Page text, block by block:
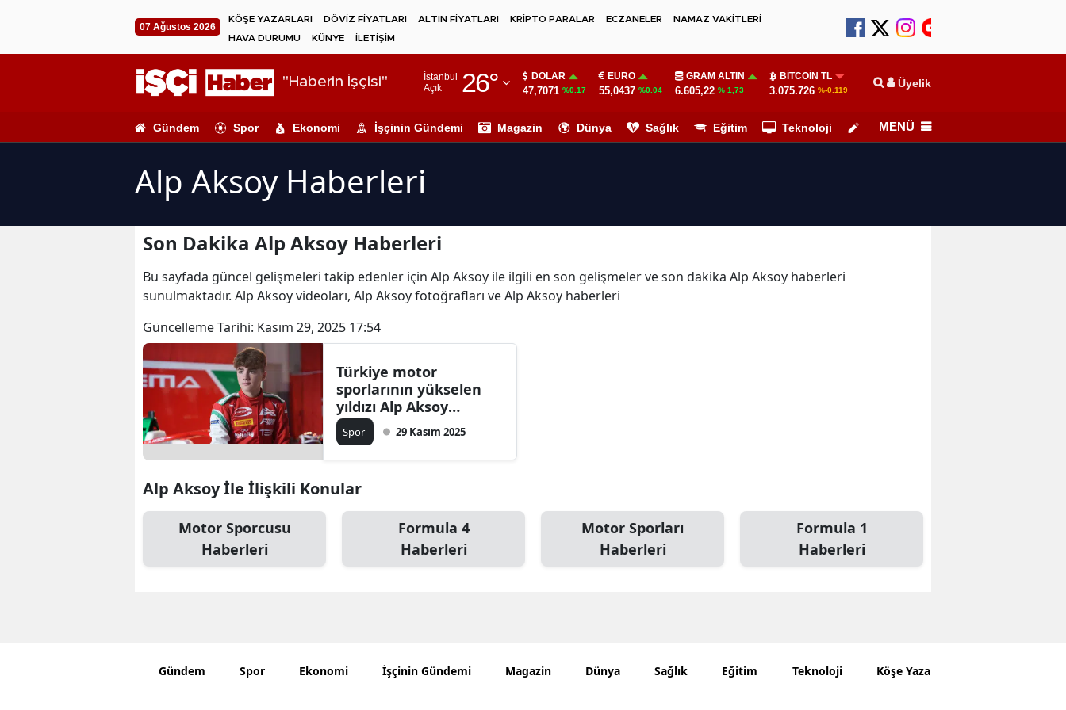
07 Ağustos 2026
KÖŞE YAZARLARI DÖVİZ FİYATLARI ALTIN FİYATLARI KRİPTO PARALAR ECZANELER
NAMAZ VAKİTLERİ
HAVA DURUMU
KÜNYE İLETİŞİM
"Haberin İşçisi"
İstanbul
Açık
26°
Adıyaman
Ağrı
Antalya
Artvin
Aydın
Balıkesir
Bingöl
Bitlis
Bursa
Çanakkale
Denizli
Diyarbakır
DOLAR
47,7071 %0.17
EURO
55,0437 %0.04
GRAM ALTIN
6.605,22 % 1,73
BITCOIN TL
3.075.726 %-0.119 Üyelik
Gündem Spor Ekonomi İşçinin Gündemi Magazin Dünya Sağlık Eğitim Teknoloji Köşe Yazarları
MENÜ
Alp Aksoy Haberleri
Son Dakika Alp Aksoy Haberleri
Bu sayfada güncel gelişmeleri takip edenler için Alp Aksoy ile ilgili en son gelişmeler ve son dakika Alp Aksoy haberleri
sunulmaktadır. Alp Aksoy videoları, Alp Aksoy fotoğrafları ve Alp Aksoy haberleri
Güncelleme Tarihi: Kasım 29, 2025 17:54
Türkiye motor
sporlarının yükselen
yıldızı Alp Aksoy
kimdir? Alp Aksoy kaç
yaşında ve hangi
yarışlara katıldı?
Spor 29 Kasım 2025
Alp Aksoy İle İlişkili Konular
Motor Sporcusu
Haberleri
Formula 4
Haberleri
Motor Sporları
Haberleri
Formula 1
Haberleri
Gündem Spor Ekonomi İşçinin Gündemi Magazin Dünya Sağlık Eğitim Teknoloji Köşe Yazarları